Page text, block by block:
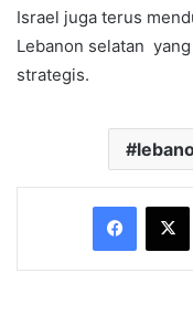
Israel juga terus
Lebanon selatan
strategis.
X